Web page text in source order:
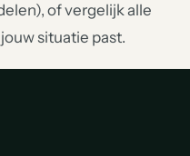
of vergelijk alle
situatie past.